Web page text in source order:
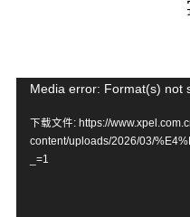
视
频
播
Media error: Format(s) not
下载文件: https://
content/uploads/2026/03/
_=1